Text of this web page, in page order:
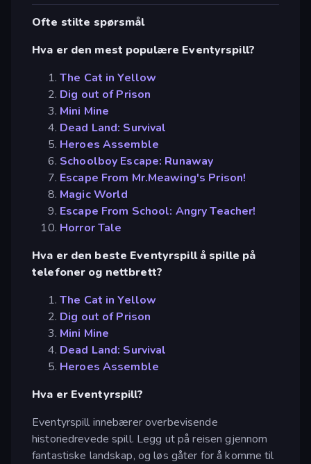
Ofte stilte spørsmål
Hva er den mest populære Eventyrspill?
The Cat in Yellow
Dig out of Prison
Mini Mine
Dead Land: Survival
Heroes Assemble
Schoolboy Escape: Runaway
Escape From Mr.Meawing's Prison!
Magic World
Escape From School: Angry Teacher!
Horror Tale
Hva er den beste Eventyrspill å spille på
telefoner og nettbrett?
The Cat in Yellow
Dig out of Prison
Mini Mine
Dead Land: Survival
Heroes Assemble
Hva er Eventyrspill?
Eventyrspill innebærer overbevisende
historiedrevede spill. Legg ut på reisen gjennom
fantastiske landskap, og løs gåter for å komme til